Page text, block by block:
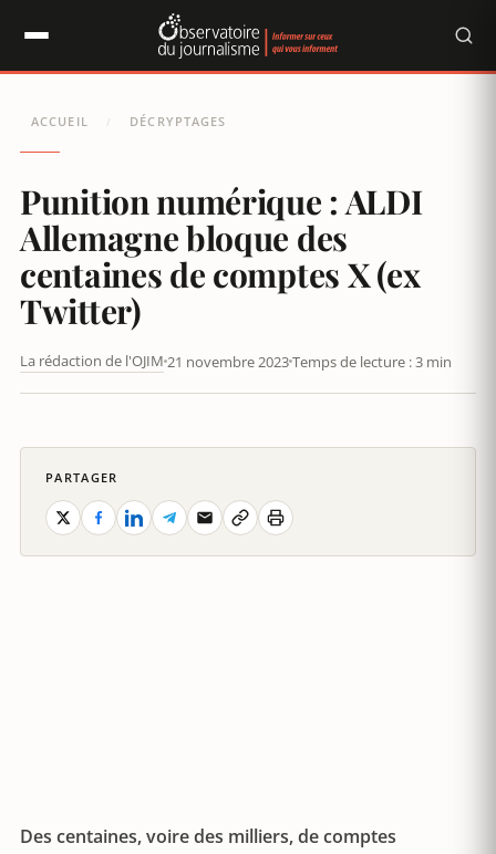
ACCUEIL / DÉCRYPTAGES
Punition numérique : ALDI
Allemagne bloque des
centaines de comptes X (ex
Twitter)
La rédaction de l'OJIM 21 novembre 2023Temps de lecture : 3 min
Des centaines, voire des milliers, de comptes
PARTAGER
Panneau de gestion des cookies